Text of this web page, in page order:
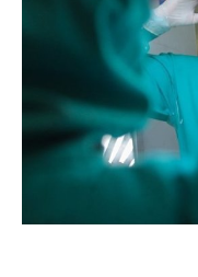
ВУЗЫ ТАТАРСТАНА
КОМУ
ТОРГОВЫЕ ЦЕНТРЫ
ТАТАРСТАНА
ИНВЕСТИЦИИ
АГРОПРОМ
МАШИНОСТРОЕНИЕ
НЕФТЕХИМИЯ
НОВОСТИ
НОВОСТИ АВТО
БИЗНЕС
НОВОСТИ БИЗНЕСА
ТЕХНОЛОГИИ